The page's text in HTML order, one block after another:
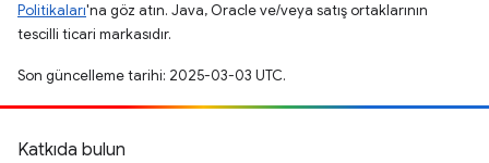
Politikaları'na göz atın. Java, Oracle ve/veya satış ortaklarının
tescilli ticari markasıdır.
Son güncelleme tarihi: 2025-03-03 UTC.
Katkıda bulun